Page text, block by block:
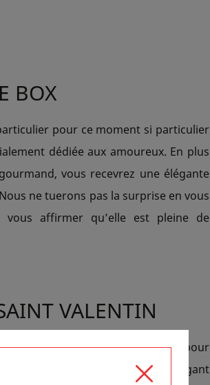
BOX
pour ce moment si particulier
dédiée aux amoureux. En plus
vous recevrez une élégante
ne tuerons pas la surprise en vous
affirmer qu’elle est pleine de
VALENTIN
imaginée par Chantal Thomass pour
fête des amoureux dans l’élégant